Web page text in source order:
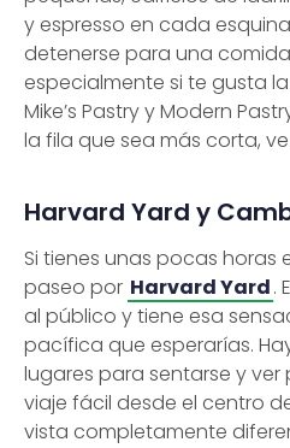
y espresso en cada
detenerse para una
especialmente si te gusta
Mike’s Pastry y Modern
la fila que sea más corta,
Harvard Yard y
Si tienes unas pocas horas
paseo por Harvard Yard.
al público y tiene esa
pacífica que esperarías.
lugares para sentarse y ver
viaje fácil desde el centro
vista completamente